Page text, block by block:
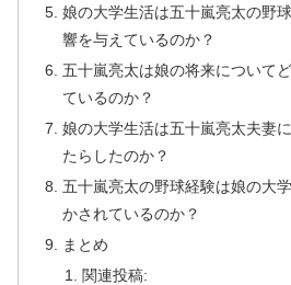
娘の大学生活は五十嵐亮太の野
響を与えているのか？
五十嵐亮太は娘の将来について
ているのか？
娘の大学生活は五十嵐亮太夫妻
たらしたのか？
五十嵐亮太の野球経験は娘の大
かされているのか？
まとめ
関連投稿: